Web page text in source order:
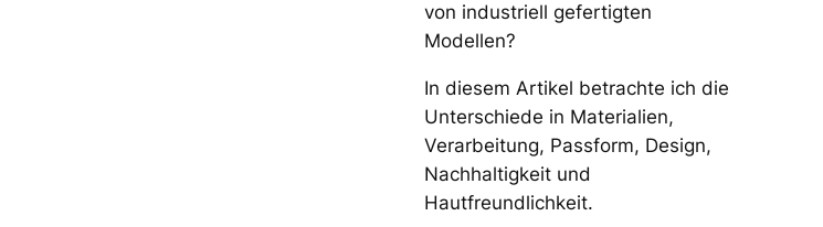
von industriell gefertigten
Modellen?
In diesem Artikel betrachte ich die
Unterschiede in Materialien,
Verarbeitung, Passform, Design,
Nachhaltigkeit und
Hautfreundlichkeit.